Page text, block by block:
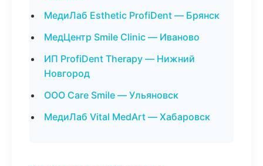
МедиЛаб Esthetic ProfiDent — Брянск
МедЦентр Smile Clinic — Иваново
ИП ProfiDent Therapy — Нижний
Новгород
ООО Care Smile — Ульяновск
МедиЛаб Vital MedArt — Хабаровск